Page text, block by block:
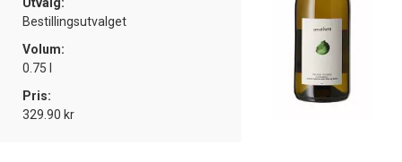
Bestillingsutvalget
Volum:
0.75 l
Pris:
329.90 kr